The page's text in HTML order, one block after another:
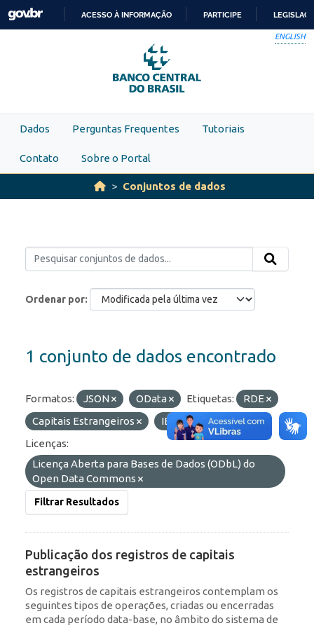
Skip to main content
PARA
O
CONTEÚDO
ACESSO À INFORMAÇÃO PARTICIPE
ENGLISH
Dados Perguntas Frequentes Tutoriais
Contato Sobre o Portal
Conjuntos de dados
Ordenar por
1 conjunto de dados encontrado
Formatos: JSON OData Etiquetas:
RDE
Capitais Estrangeiros
IED
Portfólio
Licenças:
Licença Aberta para Bases de Dados (ODbL) do
Open Data Commons
Filtrar Resultados
Publicação dos registros de capitais
estrangeiros
Os registros de capitais estrangeiros contemplam os
seguintes tipos de operações, criadas ou encerradas
em cada período data-base, no âmbito do sistema de